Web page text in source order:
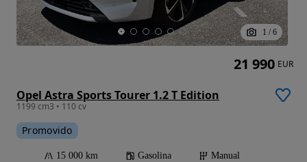
1 / 6
Opel Astra Sports Tourer 1.2 T Edition
1199 cm3 • 110 cv
Promovido
15 000 km Gasolina
Manual
21 990 EUR